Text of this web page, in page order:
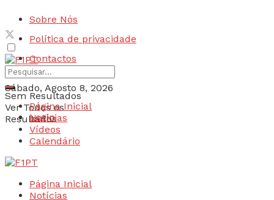
Sobre Nós
Política de privacidade
Contactos
Sábado, Agosto 8, 2026
Login
Sem Resultados
Ver Todos os
Resultados
Página Inicial
Notícias
Vídeos
Calendário
Página Inicial
Notícias